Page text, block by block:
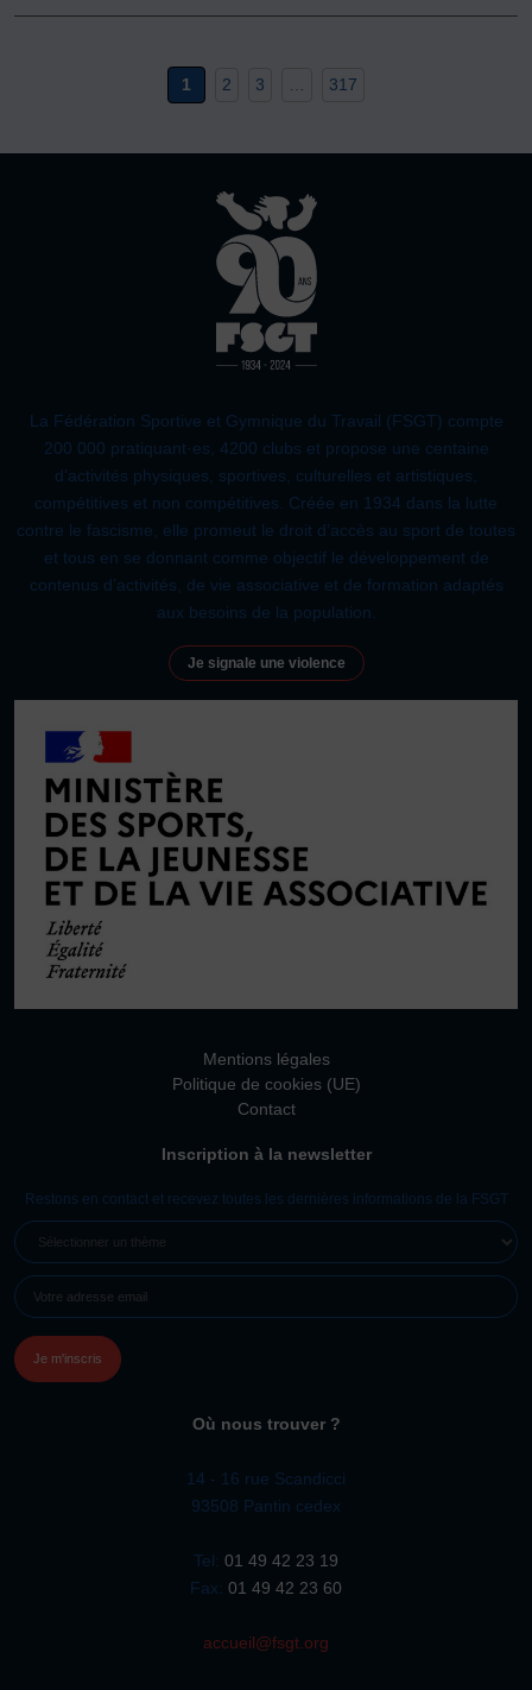
1 2 3 317
La Fédération Sportive et Gymnique du Travail (FSGT) compte
200 000 pratiquant·es, 4200 clubs et propose une centaine
d’activités physiques, sportives, culturelles et artistiques,
compétitives et non compétitives. Créée en 1934 dans la lutte
contre le fascisme, elle promeut le droit d’accès au sport de toutes
et tous en se donnant comme objectif le développement de
contenus d’activités, de vie associative et de formation adaptés
aux besoins de la population.
Je signale une violence
Mentions légales
Politique de cookies (UE)
Contact
Inscription à la newsletter
Restons en contact et recevez toutes les dernières informations de la FSGT
UN
(NÉCESSAIRE)
MAIL
Où nous trouver ?
14 - 16 rue Scandicci
93508 Pantin cedex
Tel: 01 49 42 23 19
Fax: 01 49 42 23 60
accueil@fsgt.org